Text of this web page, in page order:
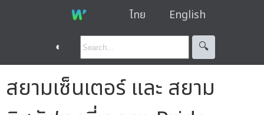
ไทย English
◐ 🔍︎
สยามเซ็นเตอร์ และ สยาม